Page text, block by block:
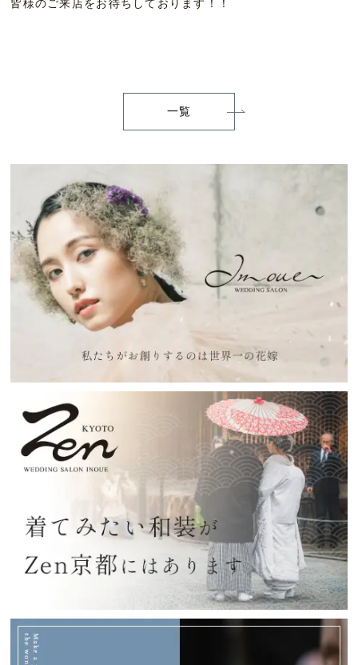
皆様のご来店をお待ちしております！！
一覧